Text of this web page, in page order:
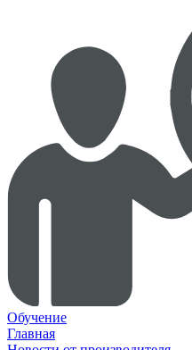
Обучение
Главная